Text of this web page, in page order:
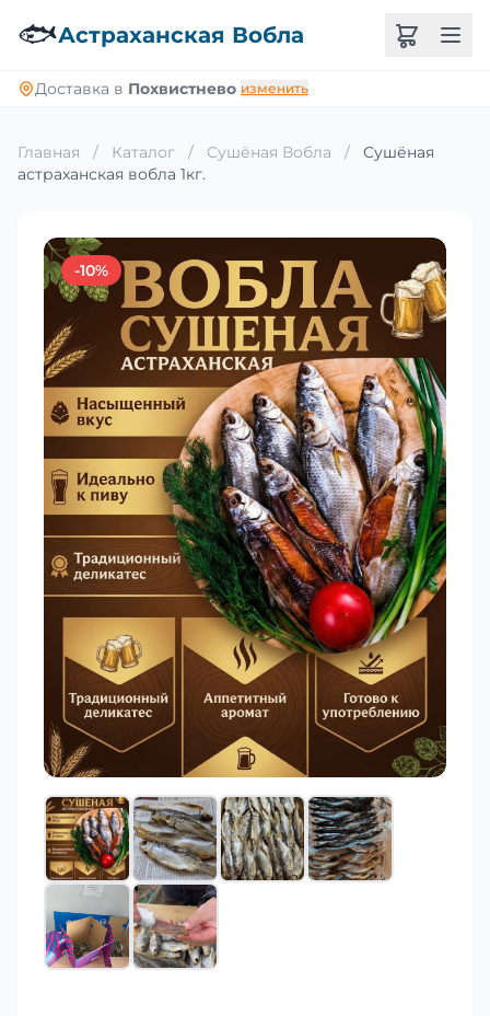
🐟Астраханская Вобла
Доставка в Похвистнево изменить
Главная / Каталог / Сушёная Вобла /
Сушёная
астраханская вобла 1кг.
-10%